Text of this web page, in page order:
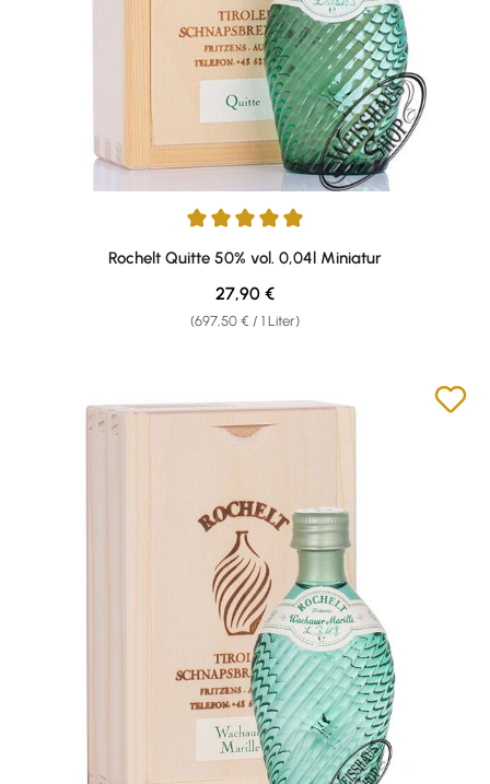
Durchschnittliche Bewertung von 5 von 5 Sternen
Rochelt Quitte 50% vol. 0,04l Miniatur
(697,50 € / 1 Liter)
Regulärer Preis:
27,90 €